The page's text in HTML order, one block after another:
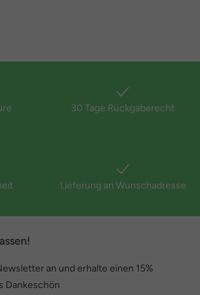
30 Tage Rückgaberecht
Lieferung an Wunschadresse
an und erhalte einen 15%
Dankeschön